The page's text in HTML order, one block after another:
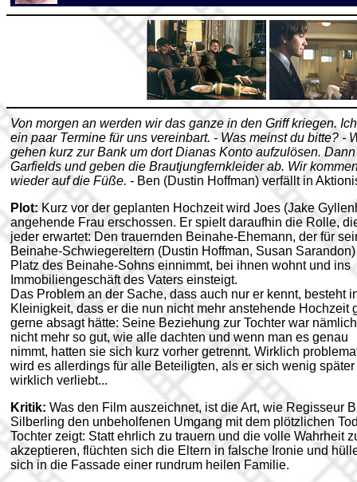
Von morgen an werden wir das ganze in den Griff kriegen.
ein paar Termine für uns vereinbart. - Was meinst du bitte? -
gehen kurz zur Bank um dort Dianas Konto aufzulösen.
Garfields und geben die Brautjungfernkleider ab. Wir
wieder auf die Füße. - Ben (Dustin Hoffman) verfällt in
Plot: Kurz vor der geplanten Hochzeit wird Joes (Jake
angehende Frau erschossen. Er spielt daraufhin die Rolle,
jeder erwartet: Den trauernden Beinahe-Ehemann, der für
Beinahe-Schwiegereltern (Dustin Hoffman, Susan
Platz des Beinahe-Sohns einnimmt, bei ihnen wohnt und ins
Immobiliengeschäft des Vaters einsteigt.
Das Problem an der Sache, dass auch nur er kennt, besteht
Kleinigkeit, dass er die nun nicht mehr anstehende Hochzeit
gerne absagt hätte: Seine Beziehung zur Tochter war
nicht mehr so gut, wie alle dachten und wenn man es genau
nimmt, hatten sie sich kurz vorher getrennt. Wirklich
wird es allerdings für alle Beteiligten, als er sich wenig später
wirklich verliebt...
Kritik: Was den Film auszeichnet, ist die Art, wie Regisseur
Silberling den unbeholfenen Umgang mit dem plötzlichen
Tochter zeigt: Statt ehrlich zu trauern und die volle Wahrheit
akzeptieren, flüchten sich die Eltern in falsche Ironie und
sich in die Fassade einer rundrum heilen Familie.